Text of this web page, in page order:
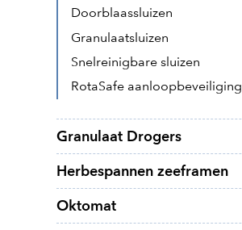
Doorblaassluizen
Granulaatsluizen
Snelreinigbare sluizen
RotaSafe aanloopbeveiliging
Granulaat Drogers
Herbespannen zeeframen
Oktomat